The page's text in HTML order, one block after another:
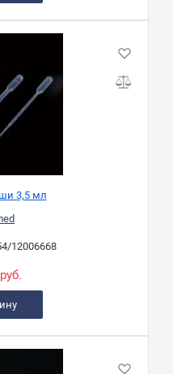
3,5 мл
12006668